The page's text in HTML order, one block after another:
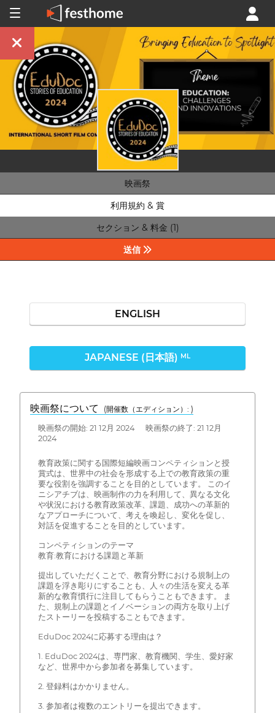
映画祭
利用規約 & 賞
セクション & 料金 (1)
送信
ENGLISH
JAPANESE (日本語) ML
映画祭について (開催数（エディション）: )
映画祭の開始: 21 12月 2024 映画祭の終了: 21 12月
2024
教育政策に関する国際短編映画コンペティションと授
賞式は、世界中の社会を形成する上での教育政策の重
要な役割を強調することを目的としています。 このイ
ニシアチブは、映画制作の力を利用して、異なる文化
や状況における教育政策改革、課題、成功への革新的
なアプローチについて、考えを喚起し、変化を促し、
対話を促進することを目的としています。
コンペティションのテーマ
教育:教育における課題と革新
提出していただくことで、教育分野における規制上の
課題を浮き彫りにすることも、人々の生活を変える革
新的な教育慣行に注目してもらうこともできます。 ま
た、規制上の課題とイノベーションの両方を取り上げ
たストーリーを投稿することもできます。
EduDoc 2024に応募する理由は？
1. EduDoc 2024は、専門家、教育機関、学生、愛好家
など、世界中から参加者を募集しています。
2. 登録料はかかりません。
3. 参加者は複数のエントリーを提出できます。